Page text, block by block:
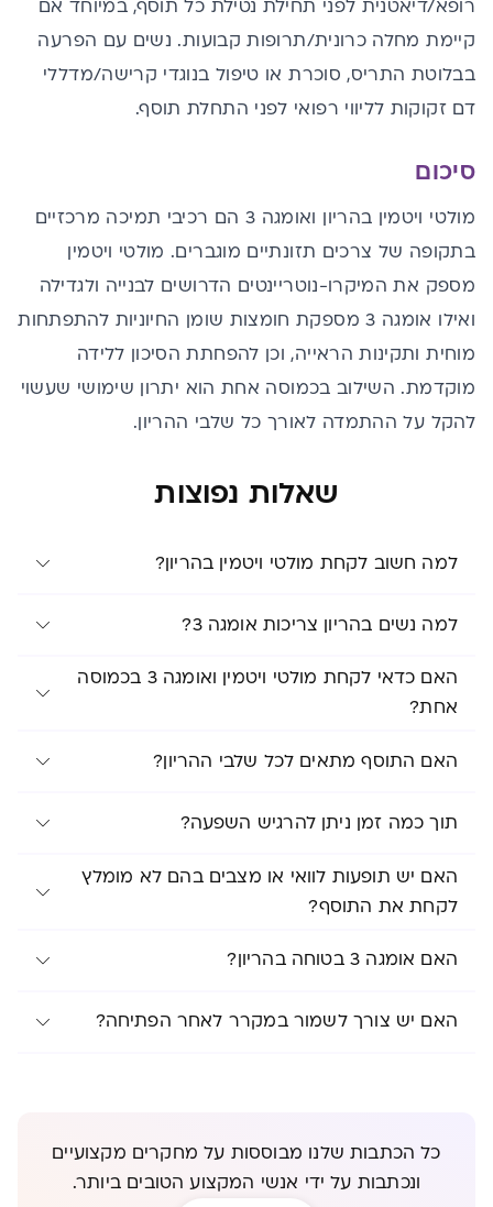
רופא/דיאטנית לפני תחילת נטילת כל תוסף, במיוחד אם
קיימת מחלה כרונית/תרופות קבועות. נשים עם הפרעה
בבלוטת התריס, סוכרת או טיפול בנוגדי קרישה/מדללי
דם זקוקות לליווי רפואי לפני התחלת תוסף.
סיכום
מולטי ויטמין בהריון ואומגה 3 הם רכיבי תמיכה מרכזיים
בתקופה של צרכים תזונתיים מוגברים. מולטי ויטמין
מספק את המיקרו-נוטריינטים הדרושים לבנייה ולגדילה
ואילו אומגה 3 מספקת חומצות שומן החיוניות להתפתחות
מוחית ותקינות הראייה, וכן להפחתת הסיכון ללידה
מוקדמת. השילוב בכמוסה אחת הוא יתרון שימושי שעשוי
להקל על ההתמדה לאורך כל שלבי ההריון.
שאלות נפוצות
למה חשוב לקחת מולטי ויטמין בהריון?
למה נשים בהריון צריכות אומגה 3?
האם כדאי לקחת מולטי ויטמין ואומגה 3 בכמוסה
אחת?
האם התוסף מתאים לכל שלבי ההריון?
תוך כמה זמן ניתן להרגיש השפעה?
האם יש תופעות לוואי או מצבים בהם לא מומלץ
לקחת את התוסף?
האם אומגה 3 בטוחה בהריון?
האם יש צורך לשמור במקרר לאחר הפתיחה?
כל הכתבות שלנו מבוססות על מחקרים מקצועיים
ונכתבות על ידי אנשי המקצוע הטובים ביותר.